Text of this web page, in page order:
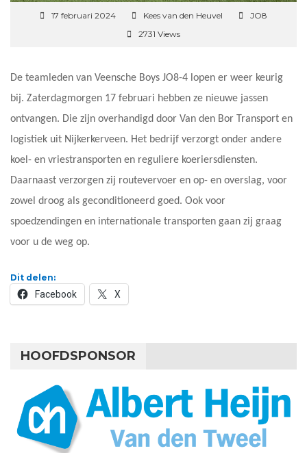
17 februari 2024 Kees van den Heuvel
JO8
2731 Views
De teamleden van Veensche Boys JO8-4 lopen er weer keurig
bij. Zaterdagmorgen 17 februari hebben ze nieuwe jassen
ontvangen. Die zijn overhandigd door Van den Bor Transport en
logistiek uit Nijkerkerveen. Het bedrijf verzorgt onder andere
koel- en vriestransporten en reguliere koeriersdiensten.
Daarnaast verzorgen zij routevervoer en op- en overslag, voor
zowel droog als geconditioneerd goed. Ook voor
spoedzendingen en internationale transporten gaan zij graag
voor u de weg op.
Dit delen:
Facebook X
HOOFDSPONSOR